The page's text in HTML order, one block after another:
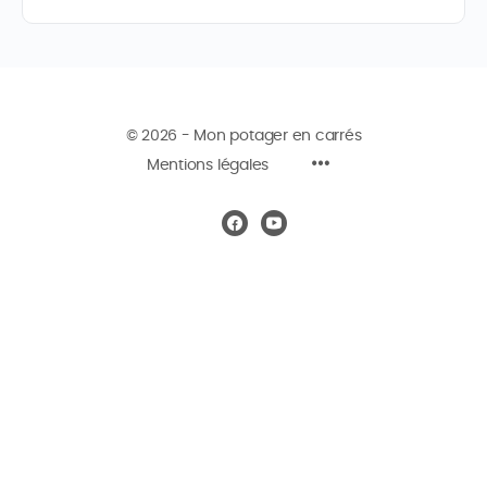
© 2026 - Mon potager en carrés
Mentions légales